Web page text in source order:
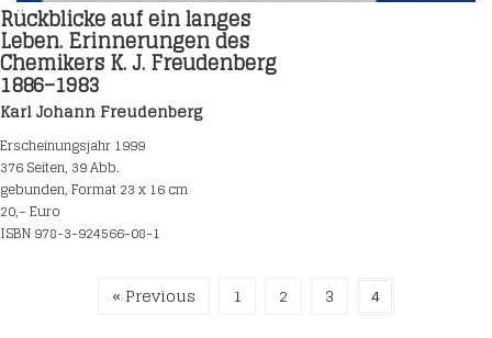
Rückblicke auf ein langes
Leben. Erinnerungen des
Chemikers K. J. Freudenberg
1886–1983
Karl Johann Freudenberg
Erscheinungsjahr 1999
376 Seiten, 39 Abb.
gebunden, Format 23 x 16 cm
20,– Euro
ISBN 978-3-924566-08-1
« Previous 1 2 3 4